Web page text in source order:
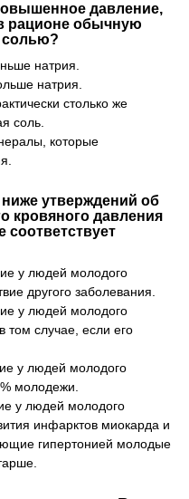
давление,
рационе обычную
солью?
натрия.
натрия.
столько же
соль.
которые
утверждений об
кровяного давления
у людей молодого
другого заболевания.
у людей молодого
том случае, если его
у людей молодого
молодежи.
у людей молодого
инфарктов миокарда и
гипертонией молодые